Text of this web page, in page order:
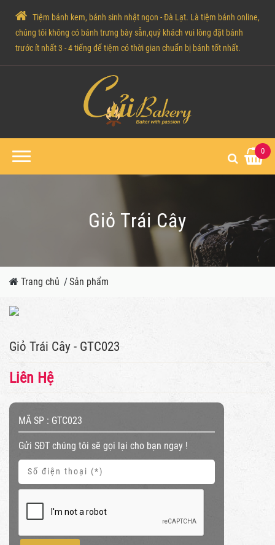
Tiệm bánh kem, bánh sinh nhật ngon - Đà Lạt. Là tiệm bánh online,
chúng tôi không có bánh trưng bày sẵn,quý khách vui lòng đặt bánh
trước ít nhất 3 - 4 tiếng để tiệm có thời gian chuẩn bị bánh tốt nhất.
0
Giỏ Trái Cây
Trang chủ /Sản phẩm
Giỏ Trái Cây - GTC023
Liên Hệ
MÃ SP : GTC023
Gửi SĐT chúng tôi sẽ gọi lại cho bạn ngay !